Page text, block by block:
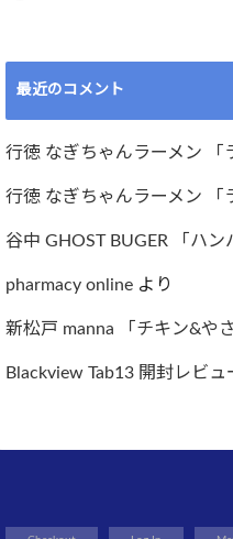
最近のコメント
行徳 なぎちゃんラーメン 「
行徳 なぎちゃんラーメン 「
谷中 GHOST BUGER 「ハン
pharmacy online より
新松戸 manna 「チキン&や
Blackview Tab13 開封レビュ